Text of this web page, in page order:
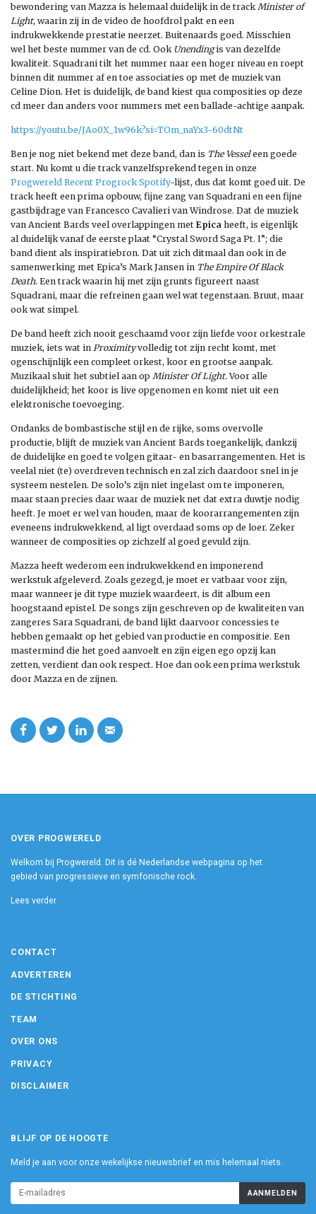
bewondering van Mazza is helemaal duidelijk in de track Minister of
Light, waarin zij in de video de hoofdrol pakt en een
indrukwekkende prestatie neerzet. Buitenaards goed. Misschien
wel het beste nummer van de cd. Ook Unendingis van dezelfde
kwaliteit. Squadrani tilt het nummer naar een hoger niveau en roept
binnen dit nummer af en toe associaties op met de muziek van
Celine Dion. Het is duidelijk, de band kiest qua composities op deze
cd meer dan anders voor nummers met een ballade-achtige aanpak.
https://youtu.be/JAo0X_1w96k?si=TOm_naYx3-60dtNt
Ben je nog niet bekend met deze band, dan is The Vesseleen goede
start. Nu komt u die track vanzelfsprekend tegen in onze
Progwereld Recent Progrock Spotify-lijst, dus dat komt goed uit. De
track heeft een prima opbouw, fijne zang van Squadrani en een fijne
gastbijdrage van Francesco Cavalieri van Windrose. Dat de muziek
van Ancient Bards veel overlappingen met Epica heeft, is eigenlijk
al duidelijk vanaf de eerste plaat “Crystal Sword Saga Pt. I”; die
band dient als inspiratiebron. Dat uit zich ditmaal dan ook in de
samenwerking met Epica’s Mark Jansen in The Empire Of Black
Death. Een track waarin hij met zijn grunts figureert naast
Squadrani, maar die refreinen gaan wel wat tegenstaan. Bruut, maar
ook wat simpel.
De band heeft zich nooit geschaamd voor zijn liefde voor orkestrale
muziek, iets wat in Proximityvolledig tot zijn recht komt, met
ogenschijnlijk een compleet orkest, koor en grootse aanpak.
Muzikaal sluit het subtiel aan op Minister Of Light.Voor alle
duidelijkheid; het koor is live opgenomen en komt niet uit een
elektronische toevoeging.
Ondanks de bombastische stijl en de rijke, soms overvolle
productie, blijft de muziek van Ancient Bards toegankelijk, dankzij
de duidelijke en goed te volgen gitaar- en basarrangementen. Het is
veelal niet (te) overdreven technisch en zal zich daardoor snel in je
systeem nestelen. De solo’s zijn niet ingelast om te imponeren,
maar staan precies daar waar de muziek net dat extra duwtje nodig
heeft. Je moet er wel van houden, maar de koorarrangementen zijn
eveneens indrukwekkend, al ligt overdaad soms op de loer. Zeker
wanneer de composities op zichzelf al goed gevuld zijn.
Mazza heeft wederom een indrukwekkend en imponerend
werkstuk afgeleverd. Zoals gezegd, je moet er vatbaar voor zijn,
maar wanneer je dit type muziek waardeert, is dit album een
hoogstaand epistel. De songs zijn geschreven op de kwaliteiten van
zangeres Sara Squadrani, de band lijkt daarvoor concessies te
hebben gemaakt op het gebied van productie en compositie. Een
mastermind die het goed aanvoelt en zijn eigen ego opzij kan
zetten, verdient dan ook respect. Hoe dan ook een prima werkstuk
door Mazza en de zijnen.
OVER PROGWERELD
Welkom bij Progwereld. Dit is dé Nederlandse webpagina op het
gebied van progressieve en symfonische rock.
Lees verder
CONTACT
ADVERTEREN
DE STICHTING
TEAM
OVER ONS
PRIVACY
DISCLAIMER
BLIJF OP DE HOOGTE
Meld je aan voor onze wekelijkse nieuwsbrief en mis helemaal niets.
AANMELDEN